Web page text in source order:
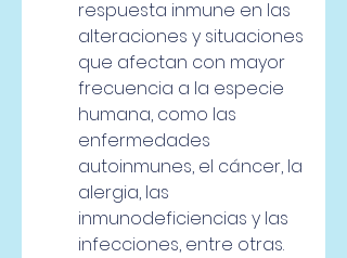
respuesta inmune en las
alteraciones y situaciones
que afectan con mayor
frecuencia a la especie
humana, como las
enfermedades
autoinmunes, el cáncer, la
alergia, las
inmunodeficiencias y las
infecciones, entre otras.